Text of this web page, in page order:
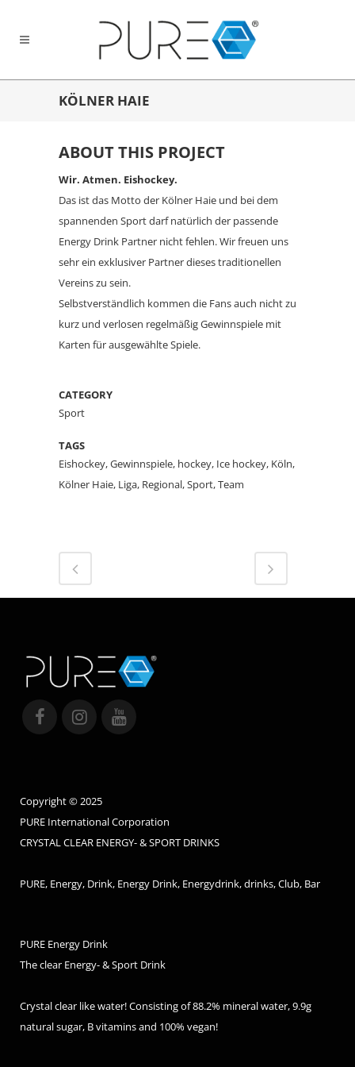
KÖLNER HAIE
ABOUT THIS PROJECT
Wir. Atmen. Eishockey.
Das ist das Motto der Kölner Haie und bei dem
spannenden Sport darf natürlich der passende
Energy Drink Partner nicht fehlen. Wir freuen uns
sehr ein exklusiver Partner dieses traditionellen
Vereins zu sein.
Selbstverständlich kommen die Fans auch nicht zu
kurz und verlosen regelmäßig Gewinnspiele mit
Karten für ausgewählte Spiele.
CATEGORY
Sport
TAGS
Eishockey, Gewinnspiele, hockey, Ice hockey, Köln,
Kölner Haie, Liga, Regional, Sport, Team
Copyright © 2025
PURE International Corporation
CRYSTAL CLEAR ENERGY- & SPORT DRINKS
PURE, Energy, Drink, Energy Drink, Energydrink, drinks, Club, Bar
PURE Energy Drink
The clear Energy- & Sport Drink
Crystal clear like water! Consisting of 88.2% mineral water, 9.9g
natural sugar, B vitamins and 100% vegan!